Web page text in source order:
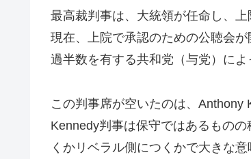
最高裁判事は、大統領が任命し、上
現在、上院で承認のための公聴会
過半数を有する共和党（与党）に
この判事席が空いたのは、Anthony
Kennedy判事は保守ではあるものの
くかリベラル側につくかで大きな意